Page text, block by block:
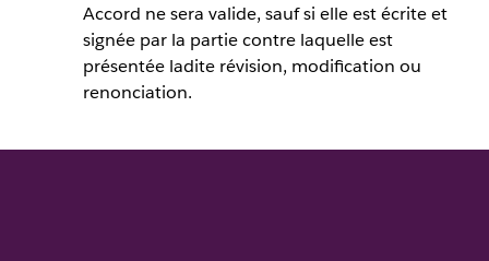
Accord ne sera valide, sauf si elle est écrite et
signée par la partie contre laquelle est
présentée ladite révision, modification ou
renonciation.